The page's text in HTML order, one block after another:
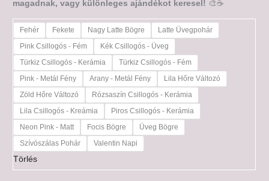
magadnak, vagy különleges ajándékot keresel! 🎨☕
Fehér Fekete Nagy Latte Bögre
Latte Üvegpohár
Pink Csillogós - Fém
Kék Csillogós - Üveg
Türkiz Csillogós - Kerámia
Türkiz Csillogós - Fém
Pink - Metál Fény
Arany - Metál Fény
Lila Hőre Változó
Zöld Hőre Változó
Rózsaszín Csillogós - Kerámia
Lila Csillogós - Kreámia
Piros Csillogós - Kerámia
Neon Pink - Matt
Focis Bögre
Üveg Bögre
Szívószálas Pohár
Valentin Napi
Törlés